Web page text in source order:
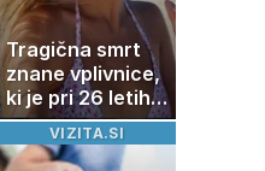
Tragična smrt
znane vplivnice,
ki je pri 26 letih
izgubila boj z
boleznijo
VIZITA.SI